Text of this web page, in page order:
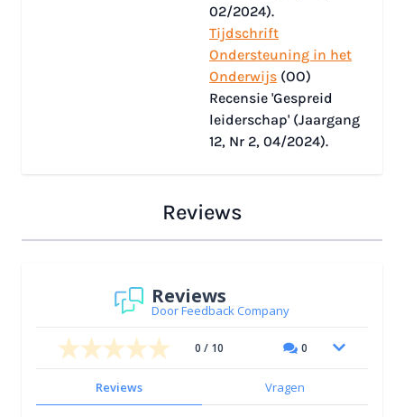
02/2024).
Tijdschrift
Ondersteuning in het
Onderwijs (OO)
Recensie 'Gespreid
leiderschap' (Jaargang
12, Nr 2, 04/2024).
Reviews
Reviews
Door Feedback Company
0 / 10 0
Reviews Vragen